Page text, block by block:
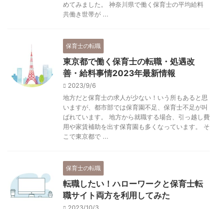
めてみました。 神奈川県で働く保育士の平均給料
共働き世帯が ...
保育士の転職
東京都で働く保育士の転職・処遇改
善・給料事情2023年最新情報
2023/9/6
地方だと保育士の求人が少ない！いう所もあると思
いますが、都市部では保育園不足、保育士不足が叫
ばれています。 地方から就職する場合、引っ越し費
用や家賃補助を出す保育園も多くなっています。 そ
こで東京都で ...
保育士の転職
転職したい！ハローワークと保育士転
職サイト両方を利用してみた